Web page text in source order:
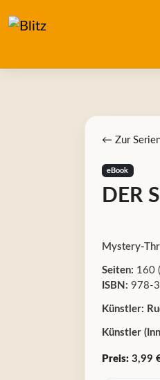
← Zur
eBook
DER
Mystery-
Seiten: 160
ISBN: 978-
Künstler:
Künstler
Preis: 3,99